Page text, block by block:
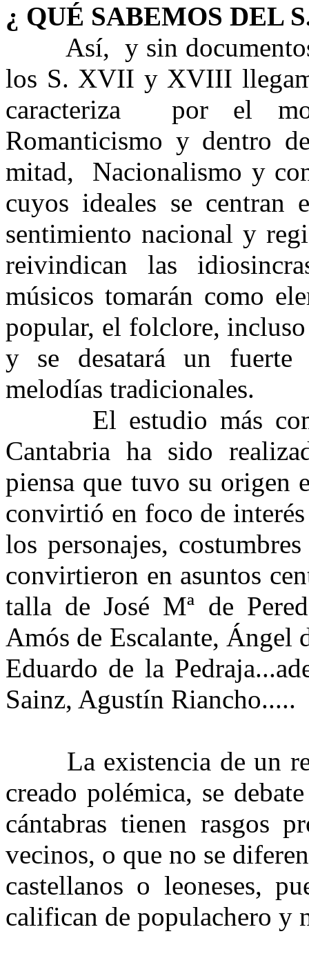
¿ QUÉ SABEMOS DEL
Así, y sin documentos
los S. XVII y XVIII
caracteriza por el
Romanticismo y dentro
mitad, Nacionalismo y
cuyos ideales se centran
sentimiento nacional y
reivindican las
músicos tomarán como
popular, el folclore,
y se desatará un
melodías tradicionales.
El estudio más
Cantabria ha sido
piensa que tuvo su origen
convirtió en foco de
los personajes,
convirtieron en asuntos
talla de José Mª de
Amós de Escalante, Ángel
Eduardo de la
Sainz, Agustín Riancho.....
La existencia de un
creado polémica, se
cántabras tienen rasgos
vecinos, o que no se
castellanos o leoneses,
califican de populachero y